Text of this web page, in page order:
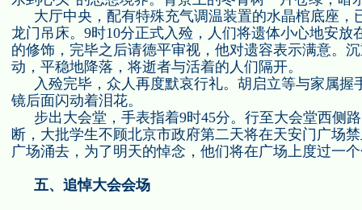
大厅中央，配有特殊充气调温装置的水晶棺底座，
龙门吊床。 9时10分正式入殓，人们将遗体小心地安放
的修饰，完毕之后请德平审视，他对遗容表示满意。
动，平稳地降落，将逝者与活着的人们隔开。
入殓完毕，众人再度默哀行礼。胡启立等与家属握
镜后面闪动着泪花。
步出大会堂，手表指着9时45分。行至大会堂西侧
断，大批学生不顾北京市政府第二天将在天安门广场
广场涌去，为了明天的悼念，他们将在广场上度过一
五、追悼大会会场